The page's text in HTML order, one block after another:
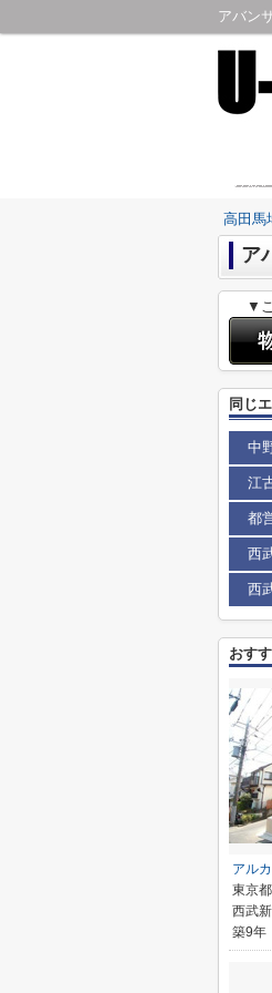
アバン
高田馬
ア
▼
同じ
中
江
都
西
西
おす
アル
東京
西武
築9年